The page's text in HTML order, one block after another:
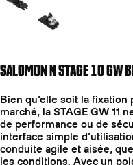
SALOMON N STAGE 10 GW
Bien qu’elle soit la fixation
marché, la STAGE GW 11
de performance ou de
interface simple
conduite agile et aisée,
les conditions. Avec un